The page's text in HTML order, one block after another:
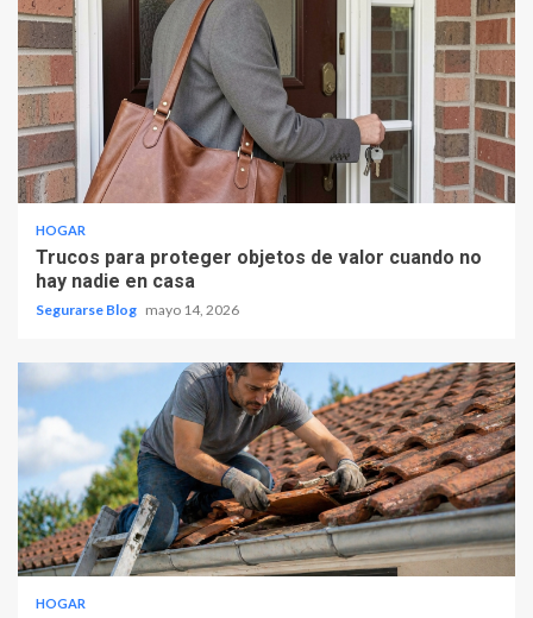
HOGAR
Trucos para proteger objetos de valor cuando no
hay nadie en casa
Segurarse Blog mayo 14, 2026
HOGAR